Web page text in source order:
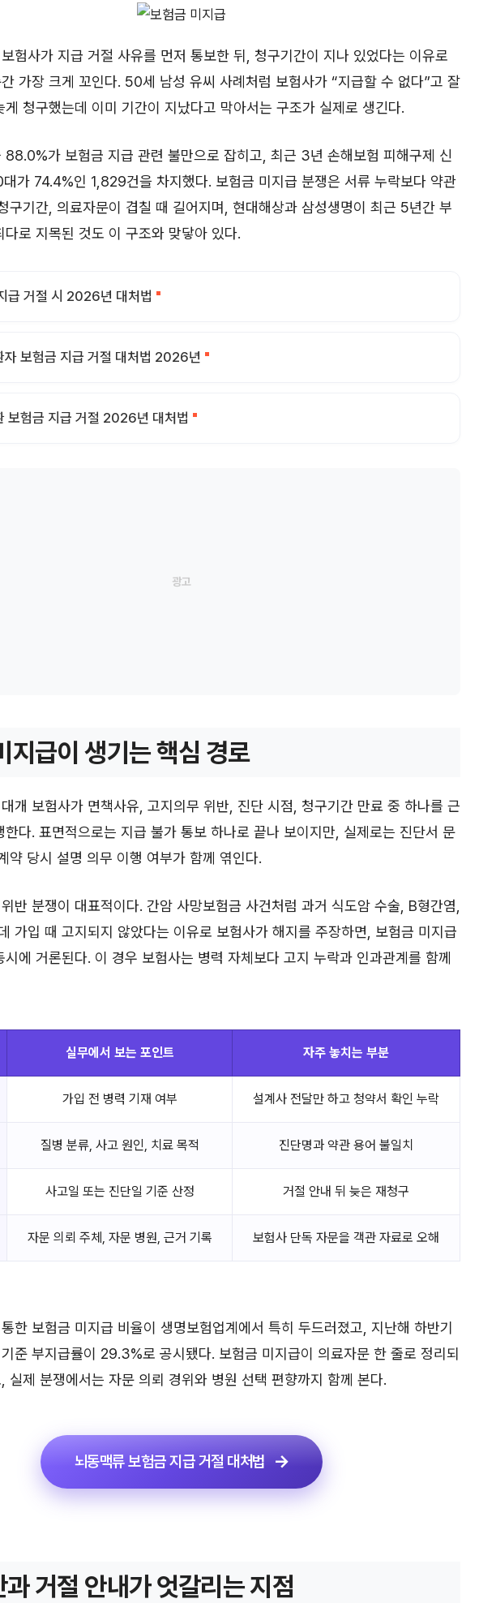
험사가 지급 거절 사유를 먼저 통보한 뒤, 청구기간이 지나 있었다는 이유로
가장 크게 꼬인다. 50세 남성 유씨 사례처럼 보험사가 “지급할 수 없다”고 잘
청구했는데 이미 기간이 지났다고 막아서는 구조가 실제로 생긴다.
88.0%가 보험금 지급 관련 불만으로 잡히고, 최근 3년 손해보험 피해구제 신
가 74.4%인 1,829건을 차지했다. 보험금 미지급 분쟁은 서류 누락보다 약관
구기간, 의료자문이 겹칠 때 길어지며, 현대해상과 삼성생명이 최근 5년간 부
다로 지목된 것도 이 구조와 맞닿아 있다.
급 거절 시 2026년 대처법
자 보험금 지급 거절 대처법 2026년
보험금 지급 거절 2026년 대처법
지급이 생기는 핵심 경로
개 보험사가 면책사유, 고지의무 위반, 진단 시점, 청구기간 만료 중 하나를 근
한다. 표면적으로는 지급 불가 통보 하나로 끝나 보이지만, 실제로는 진단서 문
약 당시 설명 의무 이행 여부가 함께 엮인다.
반 분쟁이 대표적이다. 간암 사망보험금 사건처럼 과거 식도암 수술, B형간염,
가입 때 고지되지 않았다는 이유로 보험사가 해지를 주장하면, 보험금 미지급
에 거론된다. 이 경우 보험사는 병력 자체보다 고지 누락과 인과관계를 함께
실무에서 보는 포인트 자주 놓치는 부분
가입 전 병력 기재 여부 설계사 전달만 하고 청약서 확인 누락
질병 분류, 사고 원인, 치료 목적 진단명과 약관 용어 불일치
사고일 또는 진단일 기준 산정 거절 안내 뒤 늦은 재청구
자문 의뢰 주체, 자문 병원, 근거 기록 보험사 단독 자문을 객관 자료로 오해
한 보험금 미지급 비율이 생명보험업계에서 특히 두드러졌고, 지난해 하반기
준 부지급률이 29.3%로 공시됐다. 보험금 미지급이 의료자문 한 줄로 정리되
실제 분쟁에서는 자문 의뢰 경위와 병원 선택 편향까지 함께 본다.
뇌동맥류 보험금 지급 거절 대처법
거절 안내가 엇갈리는 지점